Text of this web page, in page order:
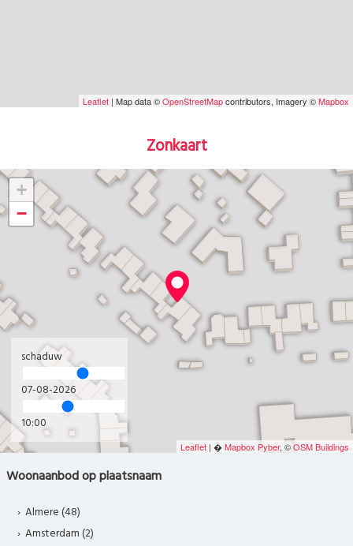
Leaflet | Map data ©OpenStreetMapcontributors, Imagery ©Mapbox
Zonkaart
+
−
Leaflet | �Mapbox Pyber, ©OSM Buildings
schaduw
07-08-2026
10:00
Woonaanbod op plaatsnaam
Almere (48)
Amsterdam (2)